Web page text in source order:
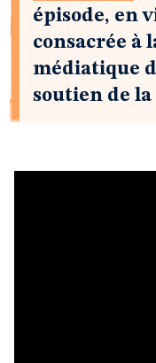
épisode, en
consacrée à
médiatique
soutien de